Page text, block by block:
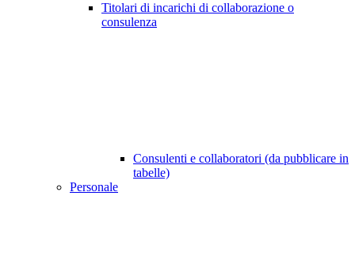
Titolari di incarichi di collaborazione o
consulenza
Consulenti e collaboratori (da pubblicare in
tabelle)
Personale